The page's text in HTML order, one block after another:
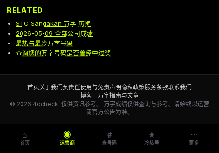
RELATED
STC Sandakan 万字 历期
2026-05-09 全部公司成绩
最热与最冷万字号码
查询您的万字号码是否曾经中过奖
⌂
首页
◉
运营商
#
查号码
★
冷热号
⋯
更多
首页关于我们 负责任使用与免责声明隐私政策服务条款联系我们
博客 - 万字指南与文章
© 2026 4dcheck. 仅供资讯参考。
万字成绩仅供查询与参考。请始终以运营
商官方公告为准。